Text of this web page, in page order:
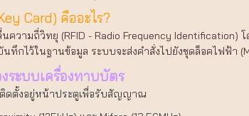
Card) คืออะไร?
ามถี่วิทยุ (RFID - Radio Frequency Identification)
กไว้ในฐานข้อมูล ระบบจะส่งคำสั่งไปยังชุดล็อคไฟฟ้า
ระบบเครื่องทาบบัตร
ดตั้งอยู่หน้าประตูเพื่อรับสัญญาณ